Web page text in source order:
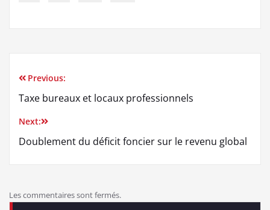
Previous:
Taxe bureaux et locaux professionnels
Next:
Doublement du déficit foncier sur le revenu global
Les commentaires sont fermés.